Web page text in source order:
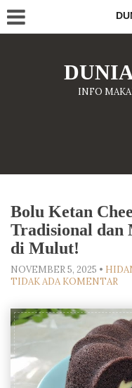
INFO
Bolu Ketan
Tradisional dan
di Mulut!
NOVEMBER 5, 2025 •
TIDAK ADA KOMENTAR